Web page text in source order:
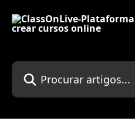
Procurar artigos...